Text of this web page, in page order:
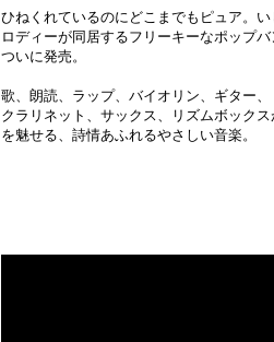
ひねくれているのにどこまでもピュア。
ロディーが同居するフリーキーなポップ
ついに発売。
歌、朗読、ラップ、バイオリン、ギター
クラリネット、サックス、リズムボック
を魅せる、詩情あふれるやさしい音楽。